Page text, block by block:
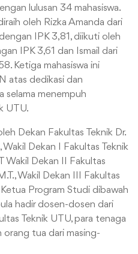
lulusan 34 mahasiswa.
oleh Rizka Amanda dari
IPK 3,81, diikuti oleh
IPK 3,61 dan Ismail dari
Ketiga mahasiswa ini
atas dedikasi dan
selama menempuh
UTU.
Dekan Fakultas Teknik Dr.
Wakil Dekan I Fakultas Teknik
Wakil Dekan II Fakultas
Wakil Dekan III Fakultas
Ketua Program Studi dibawah
hadir dosen-dosen dari
Teknik UTU, para tenaga
orang tua dari masing-